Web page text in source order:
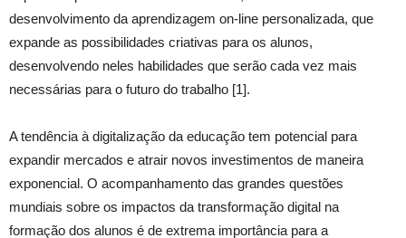
desenvolvimento da aprendizagem on-line personalizada, que
expande as possibilidades criativas para os alunos,
desenvolvendo neles habilidades que serão cada vez mais
necessárias para o futuro do trabalho [1].
A tendência à digitalização da educação tem potencial para
expandir mercados e atrair novos investimentos de maneira
exponencial. O acompanhamento das grandes questões
mundiais sobre os impactos da transformação digital na
formação dos alunos é de extrema importância para a